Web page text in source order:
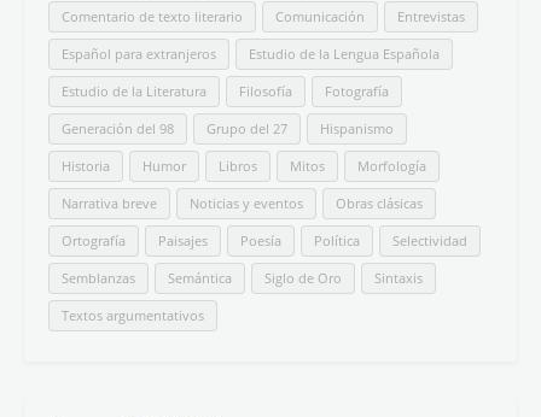
Comentario de texto literario Comunicación Entrevistas
Español para extranjeros Estudio de la Lengua Española
Estudio de la Literatura Filosofía Fotografía
Generación del 98 Grupo del 27 Hispanismo
Historia Humor Libros Mitos Morfología
Narrativa breve Noticias y eventos Obras clásicas
Ortografía Paisajes Poesía Política Selectividad
Semblanzas Semántica Siglo de Oro Sintaxis
Textos argumentativos